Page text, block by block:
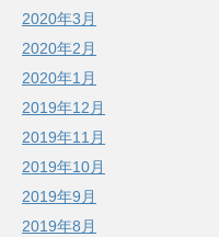
2020年3月
2020年2月
2020年1月
2019年12月
2019年11月
2019年10月
2019年9月
2019年8月